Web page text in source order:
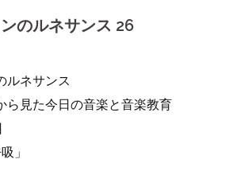
のルネサンス 26
ルネサンス
ら見た今日の音楽と音楽教育
」